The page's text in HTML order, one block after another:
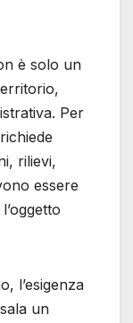
è solo un
Per
rilievi,
essere
l’esigenza
un